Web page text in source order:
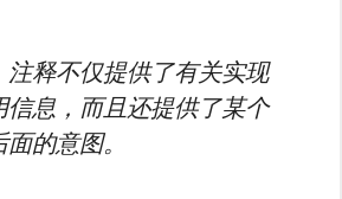
注释不仅提供了有关实现
信息，而且还提供了某个
的意图。